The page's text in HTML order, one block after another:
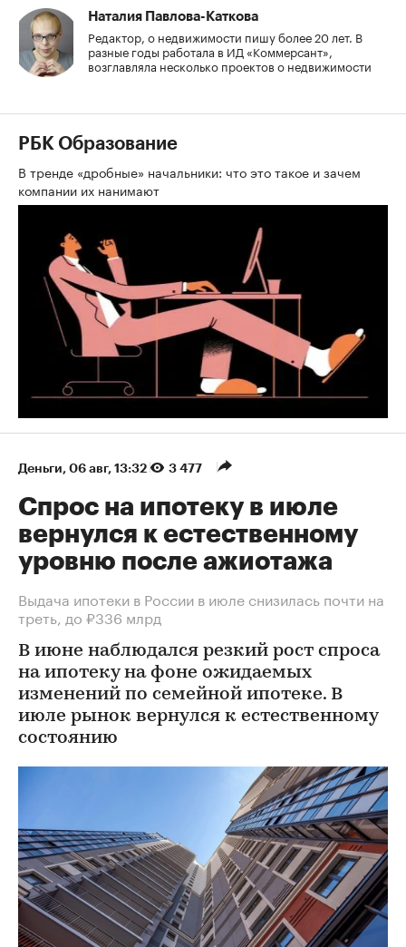
Наталия Павлова-Каткова
Редактор, о недвижимости пишу более 20 лет. В
разные годы работала в ИД «Коммерсант»,
возглавляла несколько проектов о недвижимости
РБК Образование
В тренде «дробные» начальники: что это такое и зачем
компании их нанимают
Деньги 06 авг, 13:32 3 477
Спрос на ипотеку в июле
вернулся к естественному
уровню после ажиотажа
Выдача ипотеки в России в июле снизилась почти на
треть, до ₽336 млрд
В июне наблюдался резкий рост спроса
на ипотеку на фоне ожидаемых
изменений по семейной ипотеке. В
июле рынок вернулся к естественному
состоянию